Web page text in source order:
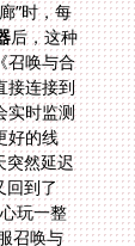
后，这种
情况再也没发生过。它的游戏专线专门优化了《召唤与合
成》的服务器链路，不管你在哪个国家，都能直接连接到
最近的游戏节点。而且它的智能推荐线路功能会实时监测
链路状态，如果某个节点拥堵，会自动切换到更好的线
路，不用你手动操作。比如我在悉尼玩时，某天突然延迟
升高，番茄自动切换到了新加坡的节点，延迟又回到了
50ms左右。另外，番茄的无限流量让我可以放心玩一整
天，不用怕中途限速。如果你也在找“海外玩国服召唤与